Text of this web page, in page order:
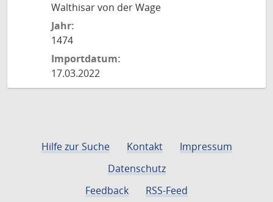
Walthisar von der Wage
Jahr:
1474
Importdatum:
17.03.2022
Hilfe zur Suche Kontakt
Impressum
Datenschutz
Feedback
RSS-Feed